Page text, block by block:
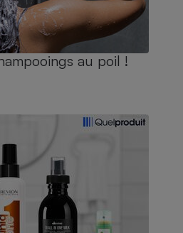
au poil !